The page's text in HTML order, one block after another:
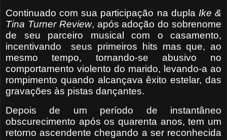
Continuado com sua participação na dupla Ike &
Tina Turner Review, após adoção do sobrenome
de seu parceiro musical com o casamento,
incentivando
seus primeiros hits mas que, ao
mesmo tempo, tornando-se abusivo no
comportamento violento do marido, levando-a ao
rompimento quando alcançava êxito estelar, das
gravações às pistas dançantes.
Depois de um período de instantâneo
obscurecimento após os quarenta anos, tem um
retorno ascendente chegando a ser reconhecida